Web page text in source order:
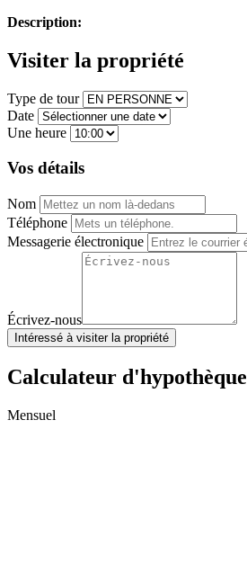
Description:
Visiter la propriété
Type de tour
Date
Une heure
Vos détails
Nom
Téléphone
Messagerie électronique
Écrivez-nous
Intéressé à visiter la propriété
Calculateur d'hypothèque
Mensuel